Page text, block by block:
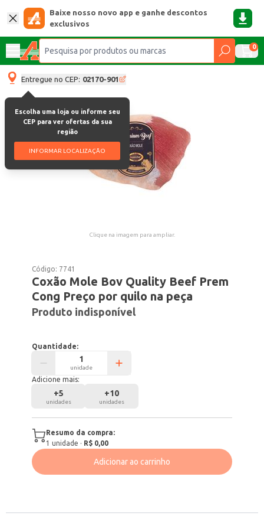
Baixe nosso novo app e ganhe descontos
exclusivos
0
Entregue no CEP: 02170-901
Escolha uma loja ou informe seu
CEP para ver ofertas da sua
região
INFORMAR LOCALIZAÇÃO
Clique na imagem para ampliar.
Código: 7741
Coxão Mole Bov Quality Beef Prem
Cong Preço por quilo na peça
Produto indisponível
Quantidade:
unidade
Adicione mais:
+5
unidades
+10
unidades
Resumo da compra:
1 unidade · R$ 0,00
Adicionar ao carrinho